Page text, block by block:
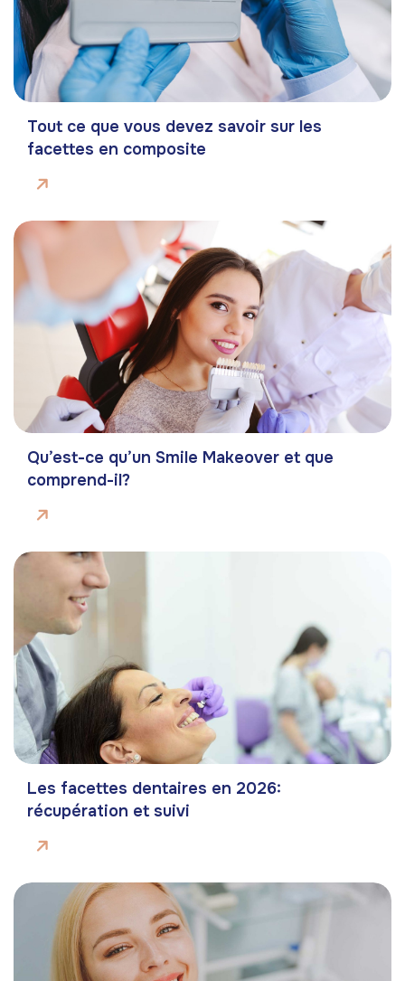
Tout ce que vous devez savoir sur les
facettes en composite
Qu’est-ce qu’un Smile Makeover et que
comprend-il?
Les facettes dentaires en 2026:
récupération et suivi